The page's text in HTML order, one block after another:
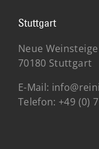
Stuttgart
Neue
70180 Stuttgart
E-Mail:
Telefon: +49 (0)